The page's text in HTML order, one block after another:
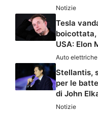
Notizie
Tesla
boicottata,
USA: Elon
Auto elettriche
Stellantis,
per le
di John
Notizie